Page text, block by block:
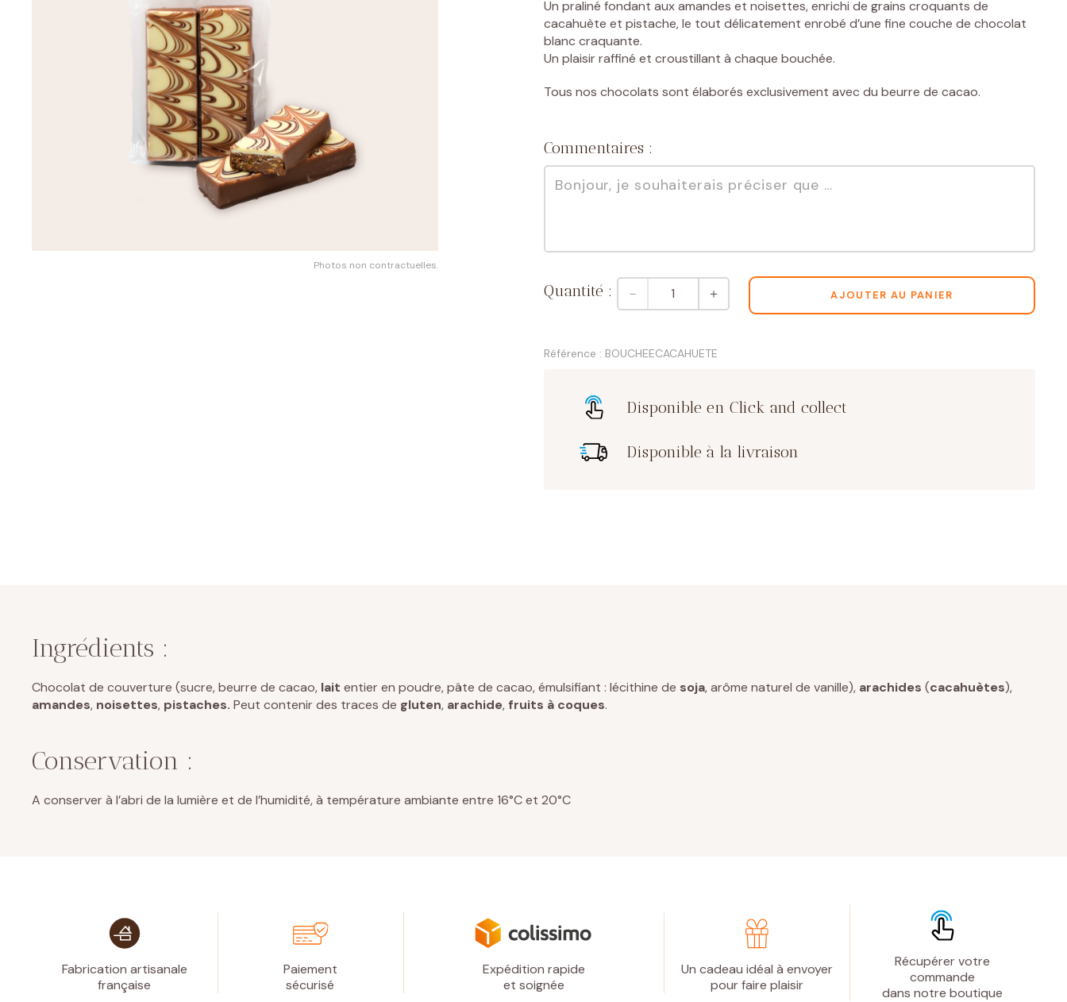
Une envie précise de chocolat ?
Photos non contractuelles.
Un praliné fondant aux amandes et noisettes, enrichi de grains croquants de
cacahuète et pistache, le tout délicatement enrobé d’une fine couche de chocolat
blanc craquante.
Un plaisir raffiné et croustillant à chaque bouchée.
Tous nos chocolats sont élaborés exclusivement avec du beurre de cacao.
Commentaires :
quantité
de
2
à
－ ＋ AJOUTER AU PANIER
Référence : BOUCHEECACAHUETE
Disponible en Click and collect
Disponible à la livraison
Ingrédients :
Chocolat de couverture (sucre, beurre de cacao, lait entier en poudre, pâte de cacao, émulsifiant : lécithine de soja, arôme naturel de vanille), arachides (cacahuètes),
amandes, noisettes, pistaches. Peut contenir des traces de gluten, arachide, fruits à coques.
Conservation :
A conserver à l’abri de la lumière et de l’humidité, à température ambiante entre 16°C et 20°C
Fabrication artisanale
française
Paiement
sécurisé
Expédition rapide
et soignée
Un cadeau idéal à envoyer
pour faire plaisir
Récupérer votre
commande
dans notre boutique